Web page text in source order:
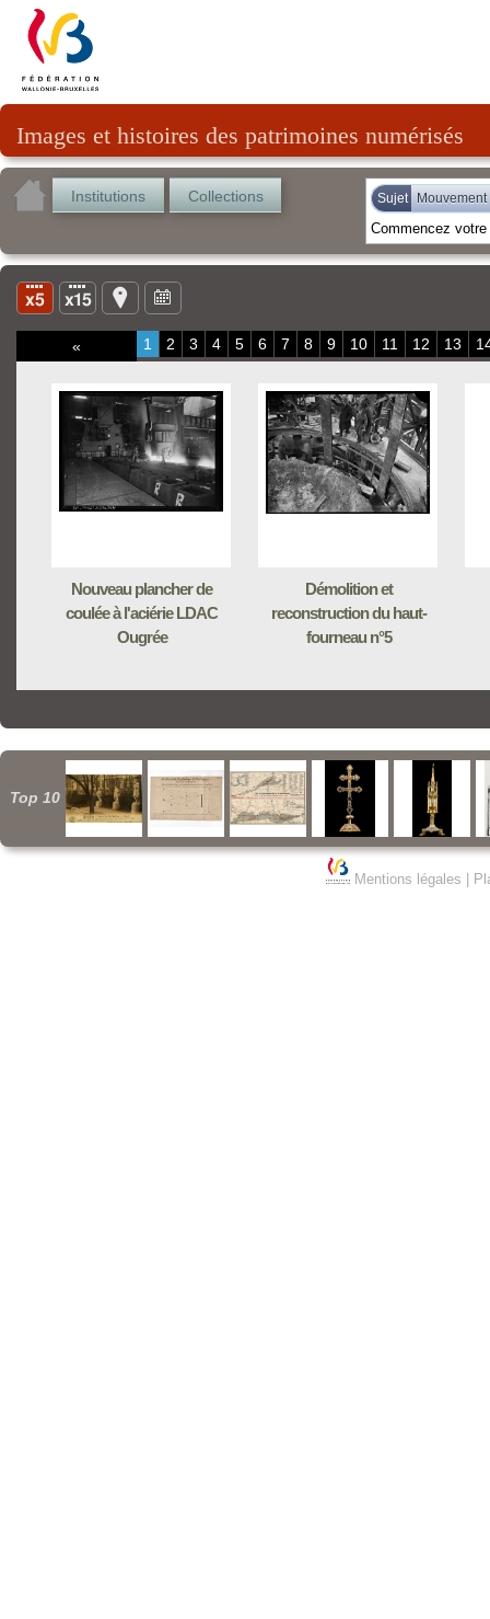
Images et histoires des patrimoines numérisés
Institutions Collections Sujet Mouvement
« 1 2 3 4 5 6 7 8 9 10 11 12 13
Nouveau plancher de
coulée à l'aciérie LDAC
Ougrée
Démolition et
reconstruction du haut-
fourneau n°5
Top 10
Mentions légales